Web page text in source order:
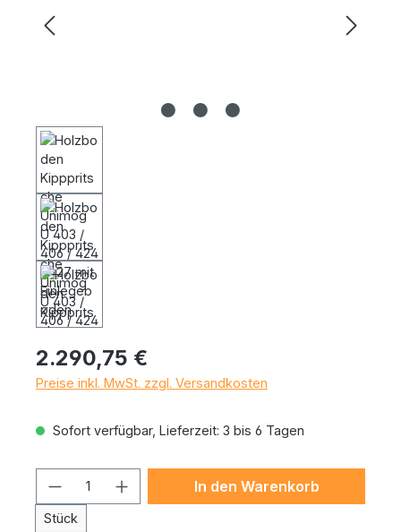
Regulärer Preis:
2.290,75 €
Preise inkl. MwSt. zzgl. Versandkosten
Sofort verfügbar, Lieferzeit: 3 bis 6 Tagen
Produkt Anzahl: Gib den
Stück
In den Warenkorb